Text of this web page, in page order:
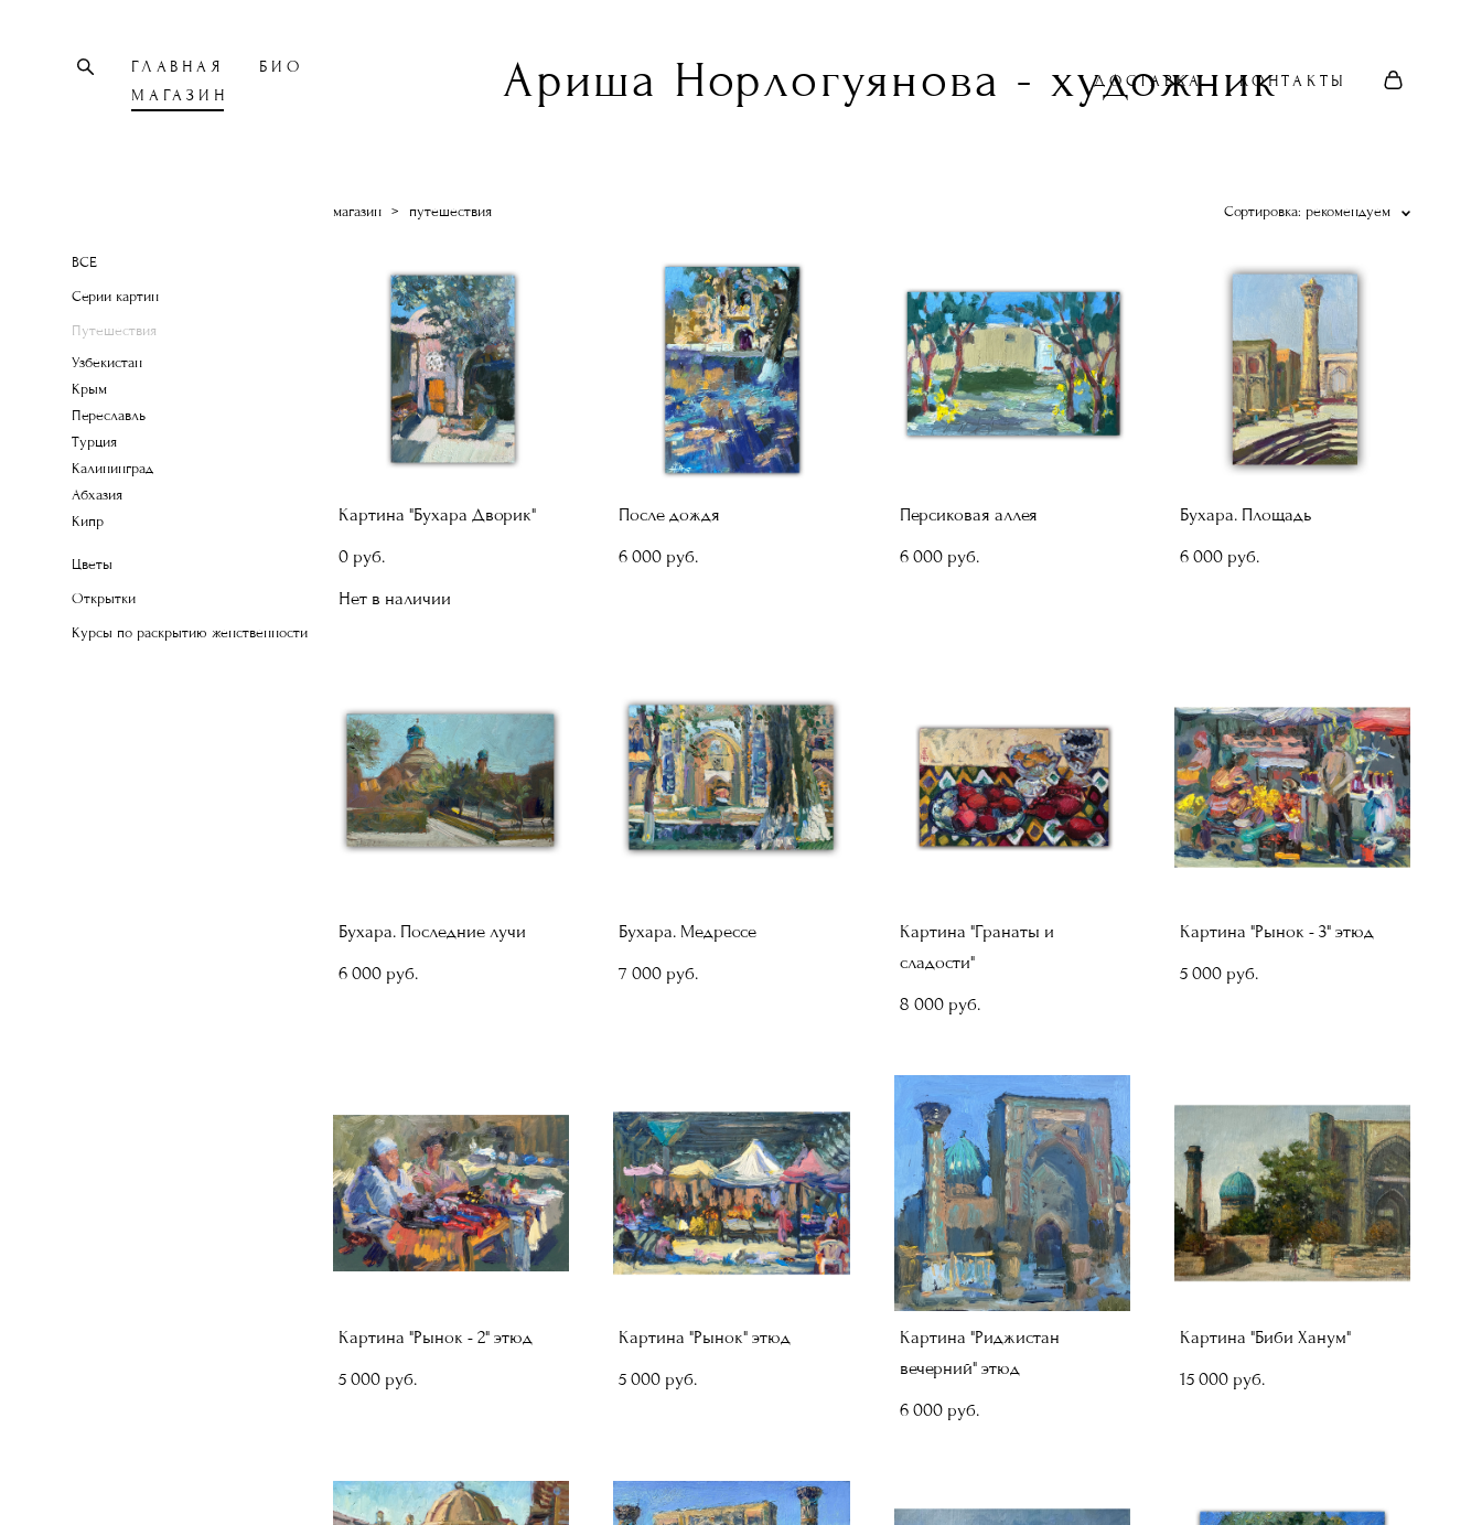
ГЛАВНАЯ
БИО
МАГАЗИН
Ариша Норлогуянова - художник
ДОСТАВКА КОНТАКТЫ
ВСЕ
Серии картин
Путешествия
Узбекистан
Крым
Переславль
Турция
Калининград
Абхазия
Кипр
Цветы
Открытки
Курсы по раскрытию женственности
магазин > путешествия Сортировка: рекомендуем
Картина "Бухара Дворик"
0 pуб.
Нет в наличии
После дождя
6 000 pуб.
Персиковая аллея
6 000 pуб.
Бухара. Площадь
6 000 pуб.
Бухара. Последние лучи
6 000 pуб.
Бухара. Медрессе
7 000 pуб.
Картина "Гранаты и
сладости"
8 000 pуб.
Картина "Рынок - 3" этюд
5 000 pуб.
Картина "Рынок - 2" этюд
5 000 pуб.
Картина "Рынок" этюд
5 000 pуб.
Картина "Риджистан
вечерний" этюд
6 000 pуб.
Картина "Биби Ханум"
15 000 pуб.